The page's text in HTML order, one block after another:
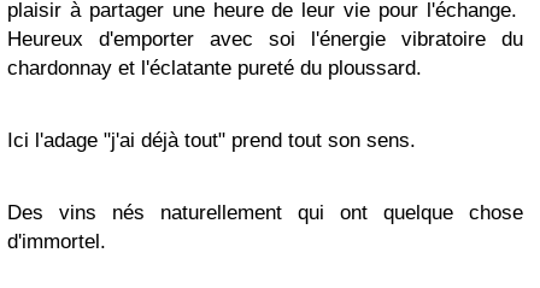
plaisir à partager une heure de leur vie pour l'échange.
Heureux d'emporter avec soi l'énergie vibratoire du
chardonnay et l'éclatante pureté du ploussard.
Ici l'adage "j'ai déjà tout" prend tout son sens.
Des vins nés naturellement qui ont quelque chose
d'immortel.